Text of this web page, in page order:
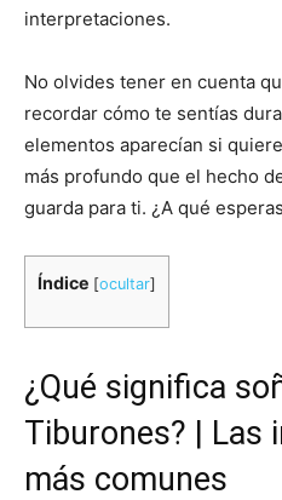
interpretaciones.
No olvides tener en cuenta
recordar cómo te sentías
elementos aparecían si
más profundo que el hecho
guarda para ti. ¿A qué
Índice [ocultar]
¿Qué significa
Tiburones? | Las
más comunes